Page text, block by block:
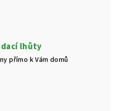
lhůty
přímo k Vám domů